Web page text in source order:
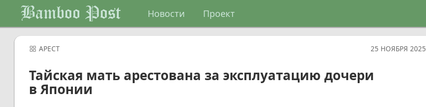
Bamboo Post Новости Проект
АРЕСТ 25 НОЯБРЯ 2025
Тайская мать арестована за эксплуатацию дочери
в Японии